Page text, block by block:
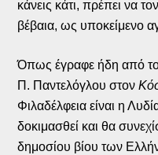
κάνεις κάτι, πρέπει να
βέβαια, ως υποκείμενο
Όπως έγραφε ήδη από
Π. Παντελόγλου στον
Φιλαδέλφεια είναι η
δοκιμασθεί και θα
δημοσίου βίου των